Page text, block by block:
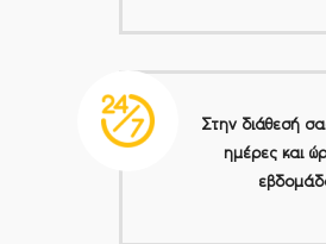
Στην διάθεσή
ημέρες και